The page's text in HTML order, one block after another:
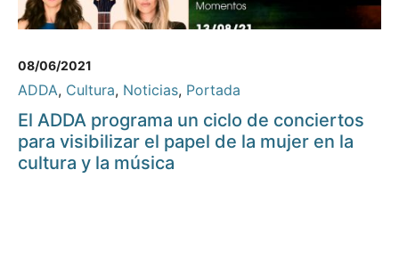
08/06/2021
ADDA, Cultura, Noticias, Portada
El ADDA programa un ciclo de conciertos
para visibilizar el papel de la mujer en la
cultura y la música